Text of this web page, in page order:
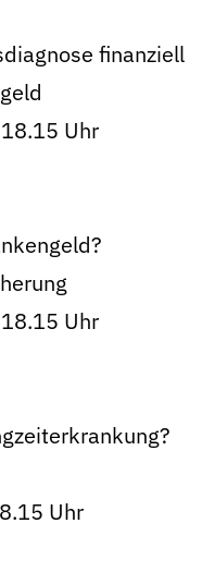
finanziell
Uhr
Uhr
Uhr